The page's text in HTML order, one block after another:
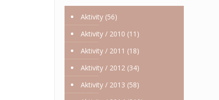
Aktivity(56)
Aktivity / 2010 (11)
Aktivity / 2011 (18)
Aktivity / 2012(34)
Aktivity / 2013 (58)